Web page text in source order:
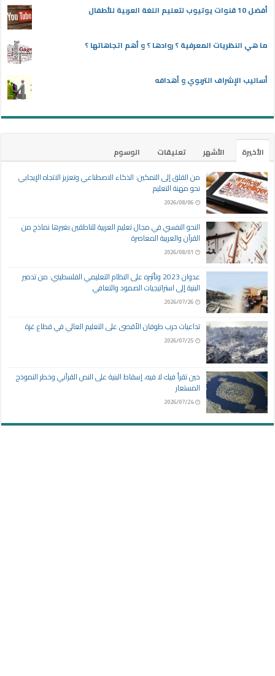
أفضل 10 قنوات يوتيوب لتعليم اللغة العربية للأطفال
ما هي النظريات المعرفية ؟ روادها ؟ و أهم اتجاهاتها ؟
أساليب الإشراف التربوي و أهدافه
الأخيرة الأشهر تعليقات
الوسوم
من القلق إلى التمكين: الذكاء الاصطناعي وتعزيز الاتجاه الإيجابي
نحو مهنة التعليم
2026/08/06
النحو النفسي في مجال تعليم العربية للناطقين بغيرها نماذج من
القرآن والعربية المعاصرة
2026/08/01
عدوان 2023 وتأثيره على النظام التعليمي الفلسطيني: من تدمير
البنية إلى استراتيجيات الصمود والتعافي
2026/07/26
تداعيات حرب طوفان الأقصى على التعليم العالي في قطاع غزة
2026/07/25
حين تقرأ فيك لا فيه، إسقاط البنية على النص القرآني وخطر النموذج
المستعار
2026/07/24